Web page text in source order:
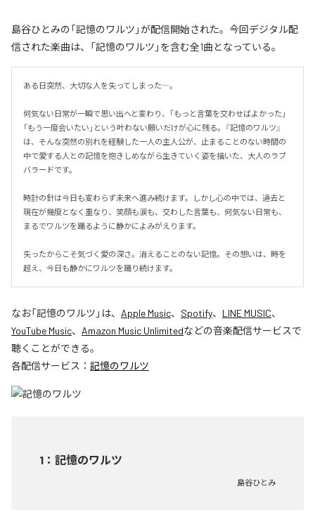
島谷ひとみの「記憶のワルツ」が配信開始された。今回デジタル配
信された楽曲は、「記憶のワルツ」を含む全1曲となっている。
ある日突然、大切な人を失ってしまった―。
何気ない日常が一瞬で思い出へと変わり、「もっと言葉を交わせばよかった」
「もう一度会いたい」という叶わない願いだけが心に残る。『記憶のワルツ』
は、そんな突然の別れを経験した一人の主人公が、止まることのない時間の
中で愛する人との記憶を抱きしめながら生きていく姿を描いた、大人のラブ
バラードです。
時計の針は今日も変わらず未来へ進み続けます。しかし心の中では、過去と
現在が幾度となく重なり、笑顔も涙も、交わした言葉も、何気ない日常も、
まるでワルツを踊るように静かによみがえります。
失ったからこそ気づく愛の深さ。消えることのない記憶。その想いは、時を
超え、今日も静かにワルツを踊り続けます。
なお「記憶のワルツ 」は、 Apple Music、 Spotify、 LINE MUSIC、
YouTube Music、 Amazon Music Unlimitedなどの音楽配信サービスで
聴くことができる。
各配信サービス： 記憶のワルツ
1 ： 記憶のワルツ
島谷ひとみ